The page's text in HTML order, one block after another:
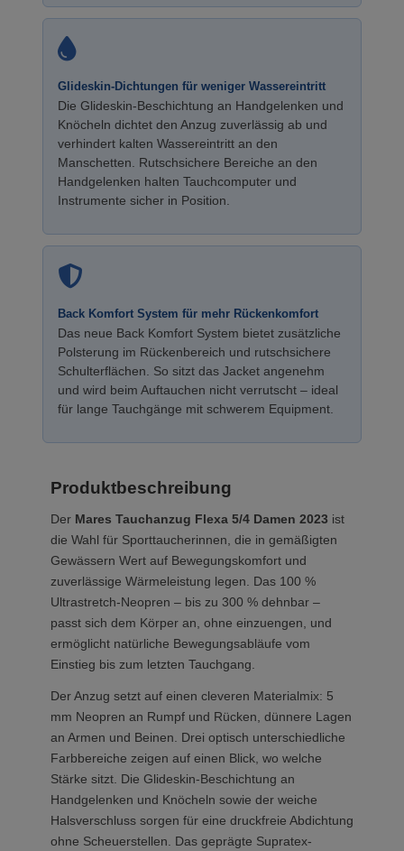
Glideskin-Dichtungen für weniger Wassereintritt
Die Glideskin-Beschichtung an Handgelenken und
Knöcheln dichtet den Anzug zuverlässig ab und
verhindert kalten Wassereintritt an den
Manschetten. Rutschsichere Bereiche an den
Handgelenken halten Tauchcomputer und
Instrumente sicher in Position.
Back Komfort System für mehr Rückenkomfort
Das neue Back Komfort System bietet zusätzliche
Polsterung im Rückenbereich und rutschsichere
Schulterflächen. So sitzt das Jacket angenehm
und wird beim Auftauchen nicht verrutscht – ideal
für lange Tauchgänge mit schwerem Equipment.
Produktbeschreibung
Der Mares Tauchanzug Flexa 5/4 Damen 2023 ist
die Wahl für Sporttaucherinnen, die in gemäßigten
Gewässern Wert auf Bewegungskomfort und
zuverlässige Wärmeleistung legen. Das 100 %
Ultrastretch-Neopren – bis zu 300 % dehnbar –
passt sich dem Körper an, ohne einzuengen, und
ermöglicht natürliche Bewegungsabläufe vom
Einstieg bis zum letzten Tauchgang.
Der Anzug setzt auf einen cleveren Materialmix: 5
mm Neopren an Rumpf und Rücken, dünnere Lagen
an Armen und Beinen. Drei optisch unterschiedliche
Farbbereiche zeigen auf einen Blick, wo welche
Stärke sitzt. Die Glideskin-Beschichtung an
Handgelenken und Knöcheln sowie der weiche
Halsverschluss sorgen für eine druckfreie Abdichtung
ohne Scheuerstellen. Das geprägte Supratex-